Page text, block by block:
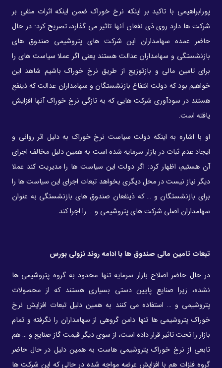
پورابراهیمی با تاکید بر اینکه نرخ خوراک ضمن اینکه اثرات منفی بر
شرکت ها دارد روی ذی نفعان آنها تاثیر می گذارد، تصریح کرد: در حال
حاضر عمده سهامداران این شرکت های پتروشیمی صندوق های
بازنشستگی و سهامداران عدالت هستند یعنی اگر عملا سیاست های را
برای تامین مالی و بازتوزیع از طریق نرخ خوراک باشیم شاهد این
خواهیم بود که دولت انتفاع بازنشستگان و سهامداران عدالت که ذینفع
هستند در سودآوری شرکت هایی که به تازگی نرخ خوراک آنها افزایش
یافته است.
او با اشاره به اینکه دولت سیاست نرخ خوراک به دلیل اثر روانی و
ایجاد عدم ثبات در بازار سرمایه شده است به همین دلیل مخالف اجرای
آن هستیم، اظهار کرد: اگر دولت این سیاست ها را مدیریت کند عملا
دیگر نیاز نیست در محل دیگری بخواهد تبعات اجرای این سیاست ها را
برای بازنشستگان و … که ذینفعان صندوق های بازنشستگی به عنوان
سهامداران اصلی شرکت های پتروشیمی و … را اجرا کند.
تبعات تامین مالی صندوق ها با ادامه روند نزولی بورس
در حال حاضر اصلاح بازار سرمایه تنها محدود به گروه پتروشیمی ها
نشده، زیرا صنایع پایین دستی بسیاری هستند که از محصولات
پتروشیمی و … استفاده می کنند به همین دلیل تبعات افزایش نرخ
خوراک پتروشیمی ها تنها دامن گروهی از سهامداران را نگرفته و تمام
بازار را تحت تاثیر قرار داده است، از سوی دیگر قیمت گاز صنایع و … هم
تابعی از نرخ خوراک پتروشیمی هاست به همین دلیل در حال حاضر
گروه فلزات هم با افزایش عرضه مواجه شده در حالی که این شرکت ها